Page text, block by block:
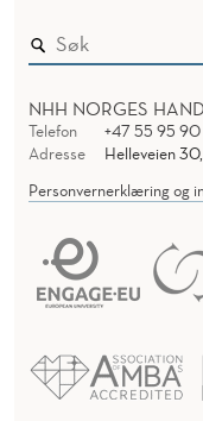
NHH NORGES
Telefon
+47 55 95
Adresse
Helleveien
Personvernerklæring og